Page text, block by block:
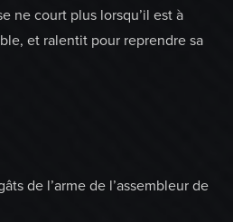
ne court plus lorsqu’il est à
et ralentit pour reprendre sa
de l’arme de l’assembleur de